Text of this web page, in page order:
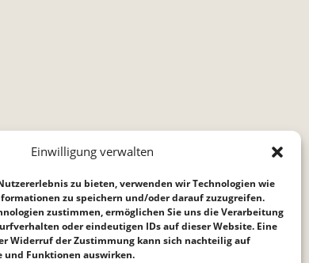
Einwilligung verwalten
zu bieten, verwenden wir Technologien wie
zu speichern und/oder darauf zuzugreifen.
zustimmen, ermöglichen Sie uns die Verarbeitung
oder eindeutigen IDs auf dieser Website. Eine
Widerruf der Zustimmung kann sich nachteilig auf
und Funktionen auswirken.